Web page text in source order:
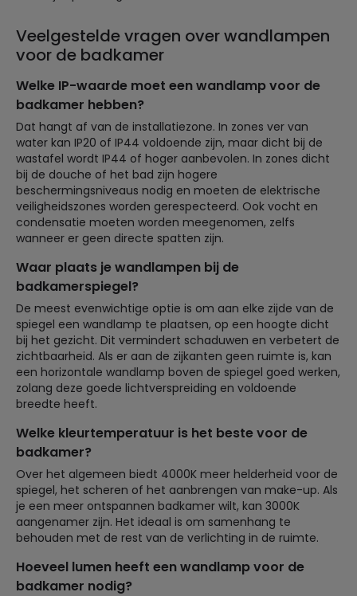
Veelgestelde vragen over wandlampen
voor de badkamer
Welke IP-waarde moet een wandlamp voor de
badkamer hebben?
Dat hangt af van de installatiezone. In zones ver van
water kan IP20 of IP44 voldoende zijn, maar dicht bij de
wastafel wordt IP44 of hoger aanbevolen. In zones dicht
bij de douche of het bad zijn hogere
beschermingsniveaus nodig en moeten de elektrische
veiligheidszones worden gerespecteerd. Ook vocht en
condensatie moeten worden meegenomen, zelfs
wanneer er geen directe spatten zijn.
Waar plaats je wandlampen bij de
badkamerspiegel?
De meest evenwichtige optie is om aan elke zijde van de
spiegel een wandlamp te plaatsen, op een hoogte dicht
bij het gezicht. Dit vermindert schaduwen en verbetert de
zichtbaarheid. Als er aan de zijkanten geen ruimte is, kan
een horizontale wandlamp boven de spiegel goed werken,
zolang deze goede lichtverspreiding en voldoende
breedte heeft.
Welke kleurtemperatuur is het beste voor de
badkamer?
Over het algemeen biedt 4000K meer helderheid voor de
spiegel, het scheren of het aanbrengen van make-up. Als
je een meer ontspannen badkamer wilt, kan 3000K
aangenamer zijn. Het ideaal is om samenhang te
behouden met de rest van de verlichting in de ruimte.
Hoeveel lumen heeft een wandlamp voor de
badkamer nodig?